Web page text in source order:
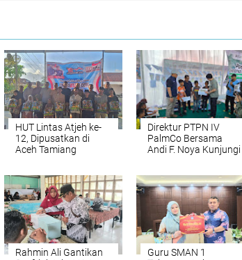
HUT Lintas Atjeh ke-
12, Dipusatkan di
Aceh Tamiang
Direktur PTPN IV
PalmCo Bersama
Andi F. Noya Kunjungi
Rahmin Ali Gantikan
Guru SMAN 1